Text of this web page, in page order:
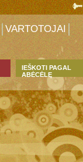
VARTOTOJAI
IEŠKOTI PAGAL
ABĖCĖLĘ